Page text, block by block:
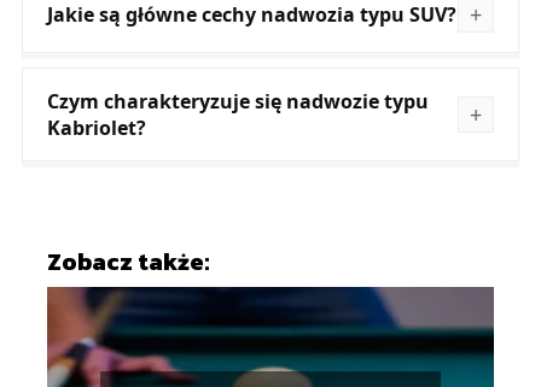
Jakie są główne cechy nadwozia typu SUV?
Czym charakteryzuje się nadwozie typu
Kabriolet?
Zobacz także: